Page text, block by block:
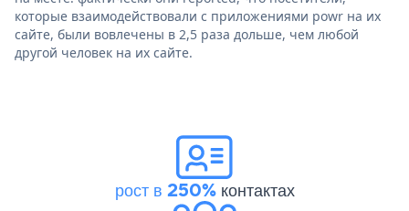
которые взаимодействовали с приложениями powr на их
сайте, были вовлечены в 2,5 раза дольше, чем любой
другой человек на их сайте.
рост в 250%контактах